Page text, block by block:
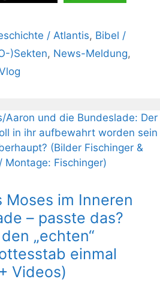
/ Atlantis, Bibel /
)Sekten, News-Meldung,
Moses im Inneren
– passte das?
„echten“
einmal
Videos)